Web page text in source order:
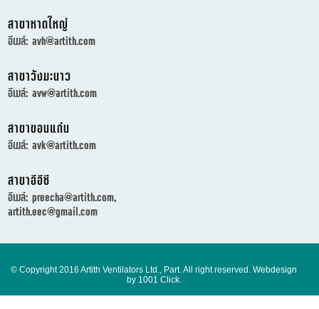
สาขาหาดใหญ่
อีเมล์:avh@artith.com
สาขาวังมะนาว
อีเมล์:avw@artith.com
สาขาขอนแก่น
อีเมล์:avk@artith.com
สาขาอีอีซี
อีเมล์:preecha@artith.com,
artith.eec@gmail.com
© Copyright 2016 Artith Ventilators Ltd., Part. All right reserved.Webdesign
by 1001 Click.